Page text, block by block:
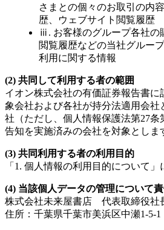
さまとの個々のお取引の内
歴、ウェブサイト閲覧履歴
ⅲ. お客様のグループ各社の
閲覧履歴などの当社グルー
利用に関する情報
(2) 共同して利用する者の範囲
イオン株式会社の有価証券報告書
象会社および各社が持分法適用会社
社（ただし、個人情報保護法第27条
告知を実施済みの会社を対象としま
(3) 共同利用する者の利用目的
「1. 個人情報の利用目的について」
(4) 当該個人データの管理について
株式会社未来屋書店 代表取締役
住所：千葉県千葉市美浜区中瀬1-5-1